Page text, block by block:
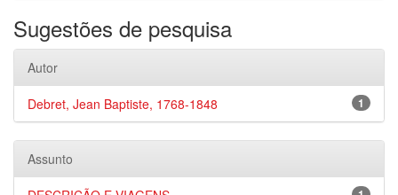
Sugestões de pesquisa
Autor
1
Debret, Jean Baptiste, 1768-1848
Assunto